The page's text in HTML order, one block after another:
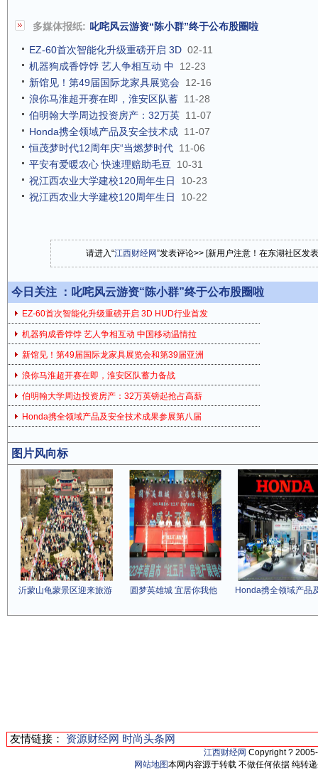
多媒体报纸: 叱咤风云游资“陈小群”终于公布股圈啦
EZ-60首次智能化升级重磅开启 3D 02-11
机器狗成香饽饽 艺人争相互动 中
12-23
新馆见！第49届国际龙家具展览会 12-16
浪你马淮超开赛在即，淮安区队蓄 11-28
伯明翰大学周边投资房产：32万英 11-07
Honda携全领域产品及安全技术成 11-07
恒茂梦时代12周年庆“当燃梦时代 11-06
平安有爱暖农心 快速理赔助毛豆
10-31
祝江西农业大学建校120周年生日
10-23
祝江西农业大学建校120周年生日
10-22
请进入“江西财经网”发表评论>> [新用户注意！在东湖社区发
今日关注 ： 叱咤风云游资“陈小群”终于公布股圈啦
EZ-60首次智能化升级重磅开启 3D HUD行业首发
机器狗成香饽饽 艺人争相互动 中国移动温情拉
新馆见！第49届国际龙家具展览会和第39届亚洲
浪你马淮超开赛在即，淮安区队蓄力备战
伯明翰大学周边投资房产：32万英镑起抢占高薪
Honda携全领域产品及安全技术成果参展第八届
图片风向标
沂蒙山龟蒙景区迎来旅游 圆梦英雄城 宜居你我他 Honda携全领域产品
友情链接： 资源财经网 时尚头条网
江西财经网 Copyright ?
网站地图本网内容源于转载 不做任何依据 纯转